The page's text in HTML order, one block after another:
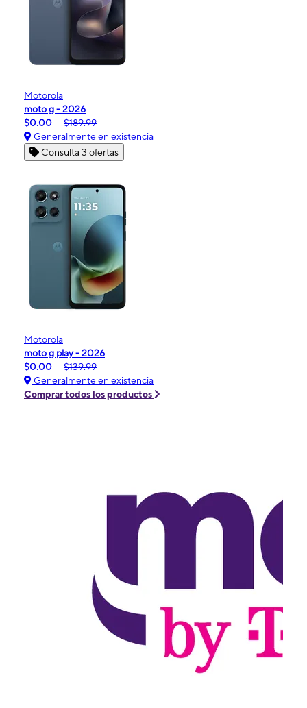
Motorola
moto g - 2026
$0.00
$189.99
Generalmente en existencia
Consulta 3 ofertas
Motorola
moto g play - 2026
$0.00
$139.99
Generalmente en existencia
Comprar todos los productos